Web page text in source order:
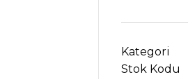
Kategori
Stok Kodu